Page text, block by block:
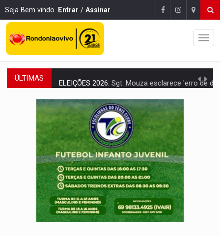
Seja Bem vindo. Entrar / Assinar
ÚLTIMAS ELEIÇÕES 2026: Sgt. Mouza esclarece 'erro de digitação' em declaração de
JUDICIÁRIO:Sinjur parabeniza servidores pelo adicional de incentivo com
Publicação Legal:AVISO DE LICITAÇÃO: Pregão Eletrônico Nº 12/2026
BR-364:Polícia apreende mais de uma tonelada de drogas em fundo
EMOCIONE:PRESENTES: Confira os sorteados na promoção
VOVÔ LADRÃO:Idoso é filmado furtando bicicleta na frente
JUSTIÇA:Comarca de Nova Mamoré terá seu primeiro
ADAILTON FÚRIA:Assessoria denuncia suposto ataque com perfis